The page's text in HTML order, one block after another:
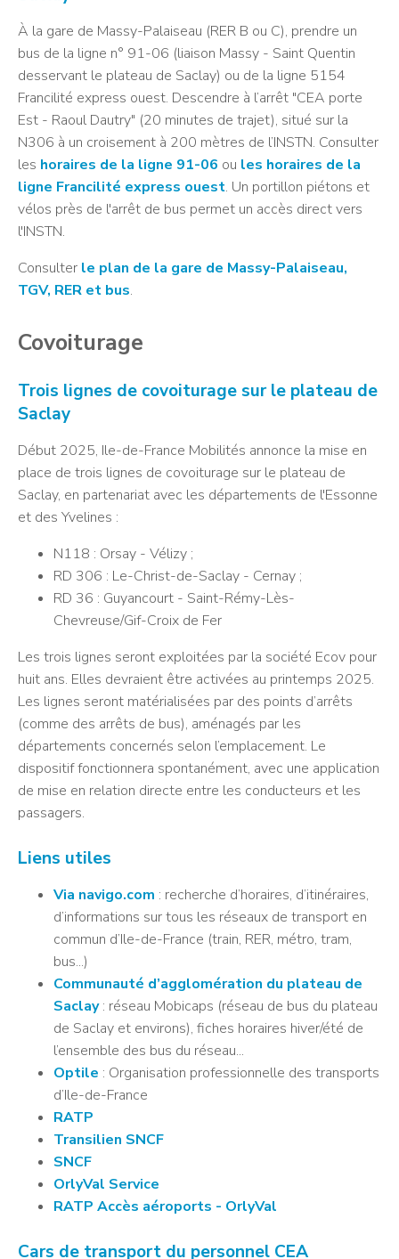
À la gare de Massy-Palaiseau (RER B ou C), prendre un
bus de la ligne n° 91-06 (liaison Massy - Saint Quentin
desservant le plateau de Saclay) ou de la ligne 5154
Francilité express ouest. Descendre à l’arrêt "CEA porte
Est - Raoul Dautry" (20 minutes de trajet), situé sur la
N306 à un croisement à 200 mètres de l’INSTN. Consulter
les horaires de la ligne 91-06 ou les horaires de la
ligne Francilité express ouest. Un portillon piétons et
vélos près de l'arrêt de bus permet un accès direct vers
l'INSTN.
Consulter le plan de la gare de Massy-Palaiseau,
TGV, RER et bus.
Covoiturage
Trois lignes de covoiturage sur le plateau de
Saclay
Début 2025, Ile-de-France Mobilités annonce la mise en
place de trois lignes de covoiturage sur le plateau de
Saclay, en partenariat avec les départements de l'Essonne
et des Yvelines :
N118 : Orsay - Vélizy ;
RD 306 : Le-Christ-de-Saclay - Cernay ;
RD 36 : Guyancourt - Saint-Rémy-Lès-
Chevreuse/Gif-Croix de Fer
Les trois lignes seront exploitées par la société Ecov pour
huit ans. Elles devraient être activées au printemps 2025.
Les lignes seront matérialisées par des points d’arrêts
(comme des arrêts de bus), aménagés par les
départements concernés selon l’emplacement. Le
dispositif fonctionnera spontanément, avec une application
de mise en relation directe entre les conducteurs et les
passagers.
Liens utiles
Via navigo.com : recherche d’horaires, d’itinéraires,
d’informations sur tous les réseaux de transport en
commun d’Ile-de-France (train, RER, métro, tram,
bus...)
Communauté d’agglomération du plateau de
Saclay: réseau Mobicaps (réseau de bus du plateau
de Saclay et environs), fiches horaires hiver/été de
l’ensemble des bus du réseau...
Optile : Organisation professionnelle des transports
d’Ile-de-France
RATP
Transilien SNCF
SNCF
OrlyVal Service
RATP Accès aéroports - OrlyVal
Cars de transport du personnel CEA